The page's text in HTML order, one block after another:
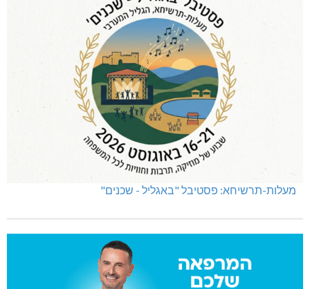
מעלות-תרשיחא: פסטיבל "באגליל - שכנים"